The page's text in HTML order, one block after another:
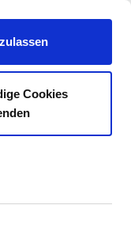
Cookies